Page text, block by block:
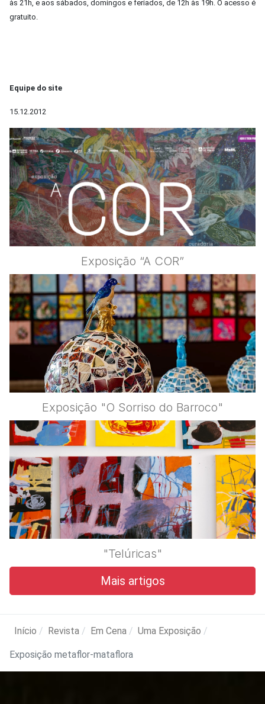
às 21h, e aos sábados, domingos e feriados, de 12h às 19h. O acesso é
gratuito.
Equipe do site
15.12.2012
Exposição “A COR”
Exposição "O Sorriso do Barroco"
"Telúricas"
Mais artigos
Início Revista Em Cena Uma Exposição
Exposição metaflor-mataflora